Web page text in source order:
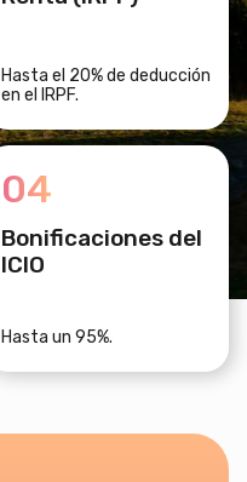
Hasta el 20% de deducción
en el IRPF.
04
Bonificaciones del
ICIO
Hasta un 95%.